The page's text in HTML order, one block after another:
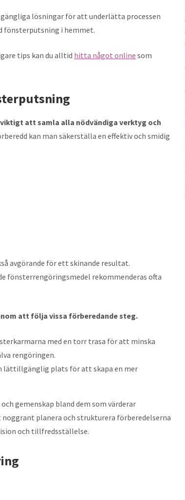
lösningar för att underlätta processen
fönsterputsning i hemmet.
tips kan du alltid hitta något online som
att samla alla nödvändiga verktyg och
kan man säkerställa en effektiv och smidig
avgörande för ett skinande resultat.
fönsterrengöringsmedel rekommenderas ofta
att följa vissa förberedande steg.
med en torr trasa för att minska
rengöringen.
lättillgänglig plats för att skapa en mer
gemenskap bland dem som värderar
planera och strukturera förberedelserna
och tillfredsställelse.